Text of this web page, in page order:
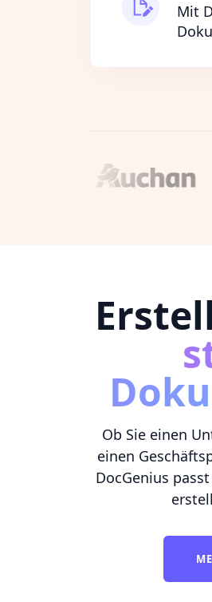
Mit
Ob Sie einen
einen
DocGenius